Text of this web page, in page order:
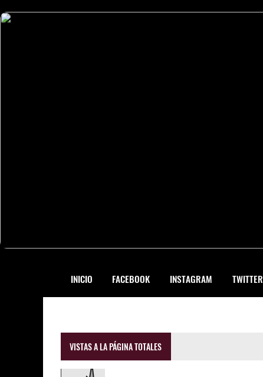
INICIO FACEBOOK INSTAGRAM TWITTER
VISTAS A LA PÁGINA TOTALES